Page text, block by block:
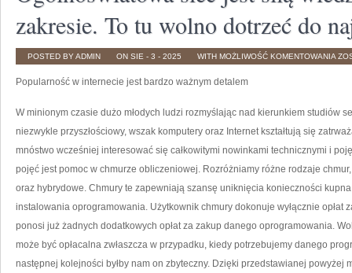
zakresie. To tu wolno dotrzeć do
POSTED BY ADMIN ON SIE - 3 - 2025 WITH MOŻLIWOŚĆ KOMENTOWANIA
TU
Popularność w internecie jest bardzo ważnym detalem
W minionym czasie dużo młodych ludzi rozmyślając nad kierunkiem studiów
niezwykle przyszłościowy, wszak komputery oraz Internet kształtują się
mnóstwo wcześniej interesować się całkowitymi nowinkami technicznymi i
pojęć jest pomoc w chmurze obliczeniowej. Rozróżniamy różne rodzaje
oraz hybrydowe. Chmury te zapewniają szansę uniknięcia konieczności
instalowania oprogramowania. Użytkownik chmury dokonuje wyłącznie opłat
ponosi już żadnych dodatkowych opłat za zakup danego oprogramowania.
może być opłacalna zwłaszcza w przypadku, kiedy potrzebujemy danego
następnej kolejności byłby nam on zbyteczny. Dzięki przedstawianej powyżej